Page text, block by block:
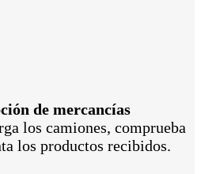
de mercancías
los camiones, comprueba
los productos recibidos.